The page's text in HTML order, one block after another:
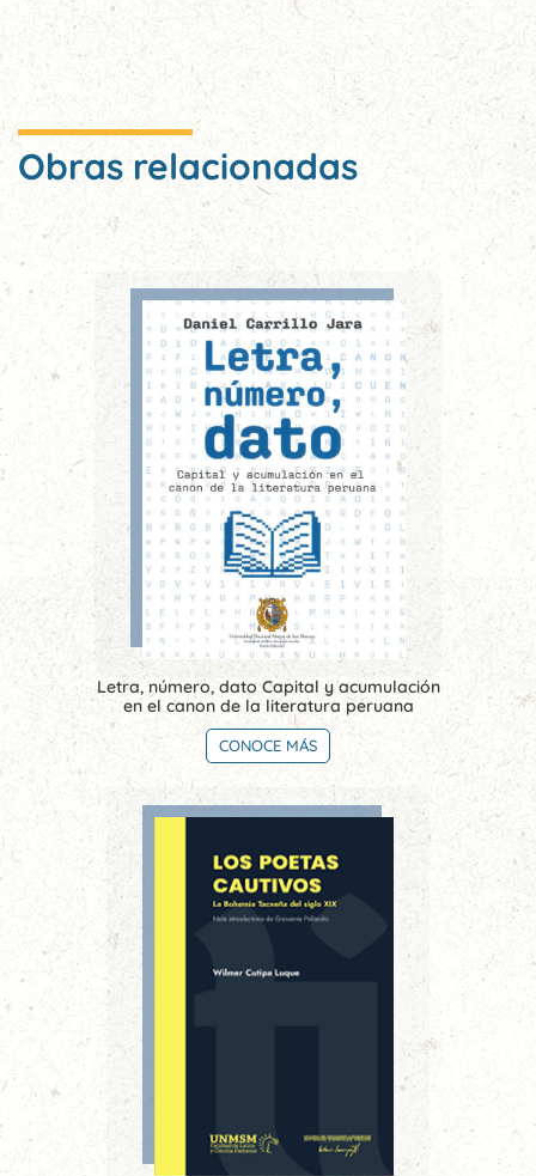
Obras relacionadas
Letra, número, dato Capital y acumulación
en el canon de la literatura peruana
CONOCE MÁS